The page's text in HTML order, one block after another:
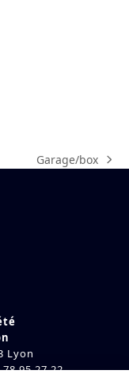
next
Garage/box
Lyon
95 27 22